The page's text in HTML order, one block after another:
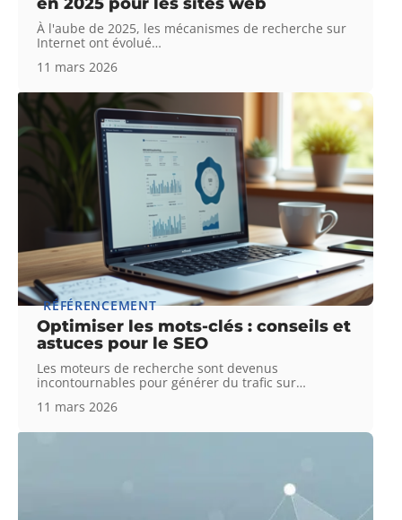
À l'aube de 2025, les mécanismes de recherche sur
Internet ont évolué…
11 mars 2026
RÉFÉRENCEMENT
Optimiser les mots-clés : conseils et
astuces pour le SEO
Les moteurs de recherche sont devenus
incontournables pour générer du trafic sur…
11 mars 2026